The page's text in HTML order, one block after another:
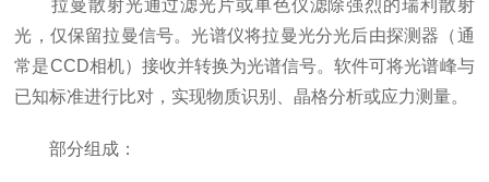
拉曼散射光通过滤光片或单色仪滤除强烈的瑞利散射
光，仅保留拉曼信号。光谱仪将拉曼光分光后由探测器（通
常是CCD相机）接收并转换为光谱信号。软件可将光谱峰与
已知标准进行比对，实现物质识别、晶格分析或应力测量。
部分组成：